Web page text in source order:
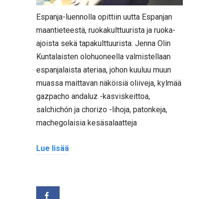
Espanja-luennolla opittiin uutta Espanjan
maantieteestä, ruokakulttuurista ja ruoka-
ajoista sekä tapakulttuurista. Jenna Olin
Kuntalaisten olohuoneella valmistellaan
espanjalaista ateriaa, johon kuuluu muun
muassa maittavan näköisiä oliiveja, kylmää
gazpacho andaluz -kasviskeittoa,
salchichón ja chorizo -lihoja, patonkeja,
machegolaisia kesäsalaatteja
Lue lisää